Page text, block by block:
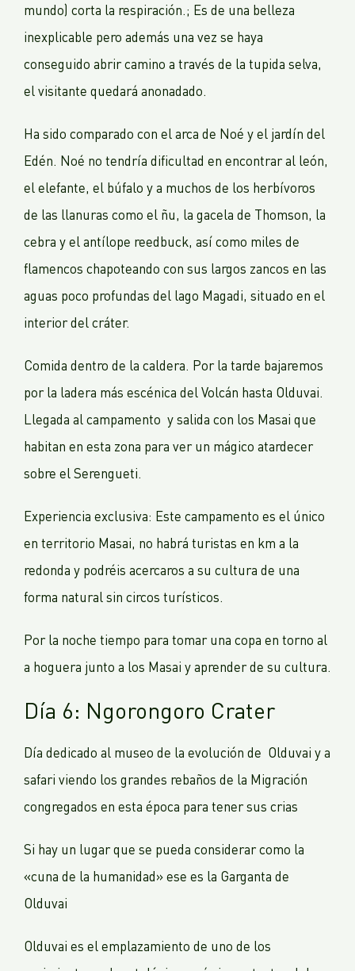
mundo) corta la respiración.; Es de una belleza
inexplicable pero además una vez se haya
conseguido abrir camino a través de la tupida selva,
el visitante quedará anonadado.
Ha sido comparado con el arca de Noé y el jardín del
Edén. Noé no tendría dificultad en encontrar al león,
el elefante, el búfalo y a muchos de los herbívoros
de las llanuras como el ñu, la gacela de Thomson, la
cebra y el antílope reedbuck, así como miles de
flamencos chapoteando con sus largos zancos en las
aguas poco profundas del lago Magadi, situado en el
interior del cráter.
Comida dentro de la caldera. Por la tarde bajaremos
por la ladera más escénica del Volcán hasta Olduvai.
Llegada al campamento y salida con los Masai que
habitan en esta zona para ver un mágico atardecer
sobre el Serengueti.
Experiencia exclusiva: Este campamento es el único
en territorio Masai, no habrá turistas en km a la
redonda y podréis acercaros a su cultura de una
forma natural sin circos turísticos.
Por la noche tiempo para tomar una copa en torno al
a hoguera junto a los Masai y aprender de su cultura.
Día 6: Ngorongoro Crater
Día dedicado al museo de la evolución de Olduvai y a
safari viendo los grandes rebaños de la Migración
congregados en esta época para tener sus crias
Si hay un lugar que se pueda considerar como la
«cuna de la humanidad» ese es la Garganta de
Olduvai
Olduvai es el emplazamiento de uno de los